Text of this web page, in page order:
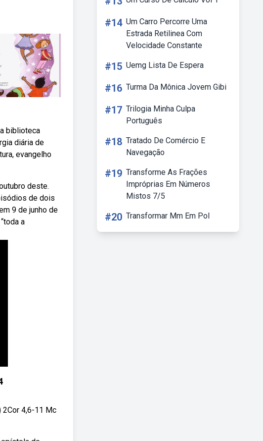
biblioteca
diária de
evangelho
deste.
de dois
9 de junho de
a
2Cor 4,6-11 Mc
#14 Um Carro Percorre Uma
Estrada Retilinea Com
Velocidade Constante
#15 Uemg Lista De Espera
#16 Turma Da Mônica Jovem Gibi
#17 Trilogia Minha Culpa
Português
#18 Tratado De Comércio E
Navegação
#19 Transforme As Frações
Impróprias Em Números
Mistos 7/5
#20 Transformar Mm Em Pol